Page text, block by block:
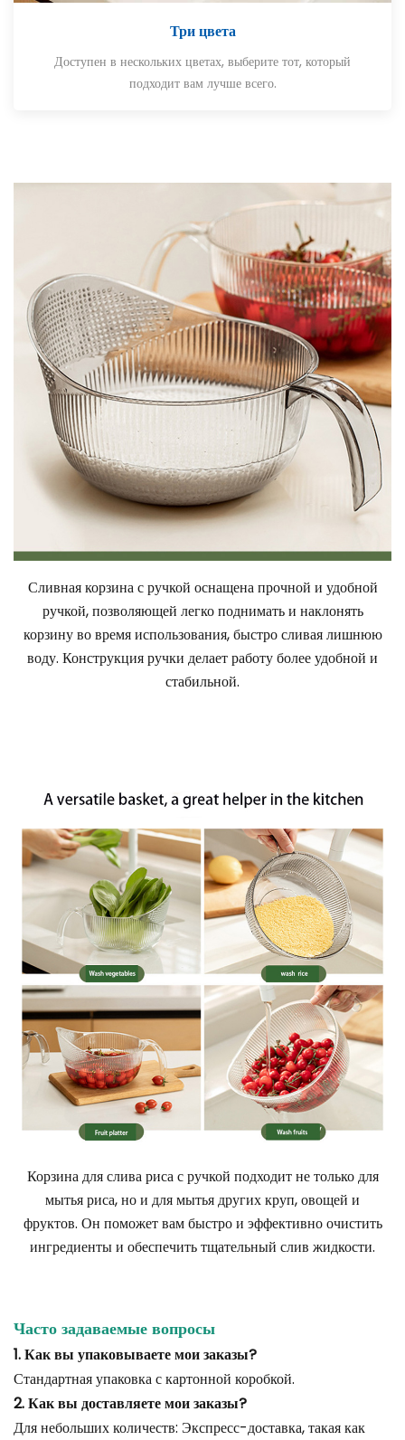
Три цвета
Доступен в нескольких цветах, выберите тот, который
подходит вам лучше всего.
Сливная корзина с ручкой оснащена прочной и удобной
ручкой, позволяющей легко поднимать и наклонять
корзину во время использования, быстро сливая лишнюю
воду. Конструкция ручки делает работу более удобной и
стабильной.
Корзина для слива риса с ручкой подходит не только для
мытья риса, но и для мытья других круп, овощей и
фруктов. Он поможет вам быстро и эффективно очистить
ингредиенты и обеспечить тщательный слив жидкости.
Часто задаваемые вопросы
1. Как вы упаковываете мои заказы?
Стандартная упаковка с картонной коробкой.
2. Как вы доставляете мои заказы?
Для небольших количеств: Экспресс-доставка, такая как